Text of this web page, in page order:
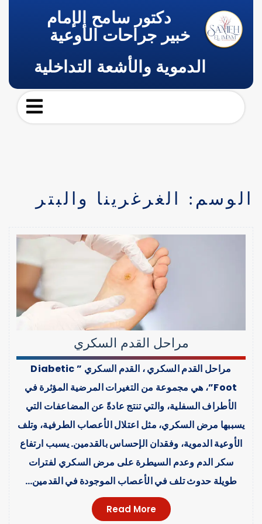
دكتور سامح الإمام
خبير جراحات الأوعية
الدموية والأشعة التداخلية
الوسم: الغرغرينا والبتر
مراحل القدم السكري
مراحل القدم السكري ، القدم السكري ” Diabetic
Foot”، هي مجموعة من التغيرات المرضية المؤثرة في
الأطراف السفلية، والتي تنتج عادةً عن المضاعفات التي
يسببها مرض السكري، مثل اعتلال الأعصاب الطرفية، وتلف
الأوعية الدموية، وفقدان الإحساس بالقدمين. يسبب ارتفاع
سكر الدم وعدم السيطرة على مرض السكري لفترات
طويلة حدوث تلف في الأعصاب الموجودة في القدمين…
Read More